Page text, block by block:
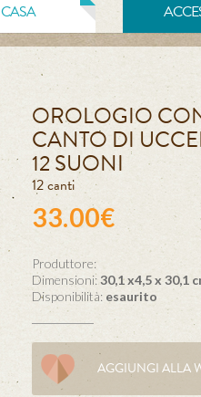
CASA
OROLOGIO
CANTO DI
12 SUONI
12 canti
33.00€
Produttore:
Dimensioni:30,1 x4,5 x 30,1
Disponibilità: esaurito
AGGIUNGI ALLA